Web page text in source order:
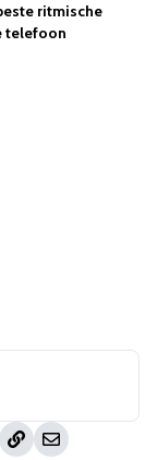
ritmische
telefoon